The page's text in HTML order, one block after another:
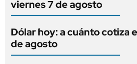
viernes 7 de agosto
Dólar hoy: a cuánto cotiza
de agosto